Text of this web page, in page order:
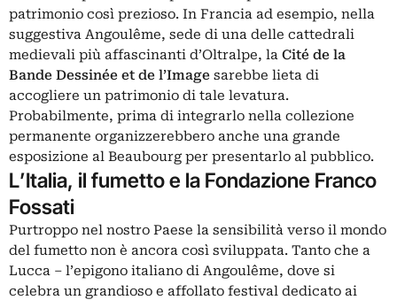
patrimonio così prezioso. In Francia ad esempio, nella
suggestiva Angoulême, sede di una delle cattedrali
medievali più affascinanti d’Oltralpe, la Cité de la
Bande Dessinée et de l’Image sarebbe lieta di
accogliere un patrimonio di tale levatura.
Probabilmente, prima di integrarlo nella collezione
permanente organizzerebbero anche una grande
esposizione al Beaubourg per presentarlo al pubblico.
L’Italia, il fumetto e la Fondazione Franco
Fossati
Purtroppo nel nostro Paese la sensibilità verso il mondo
del fumetto non è ancora così sviluppata. Tanto che a
Lucca – l’epigono italiano di Angoulême, dove si
celebra un grandioso e affollato festival dedicato ai